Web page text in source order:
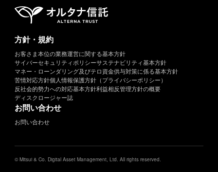
方針・規約
お客さま本位の業務運営に関する基本方針
サイバーセキュリティポリシーサステナビリティ基本方針
マネー・ローンダリング及びテロ資金供与対策に係る基本方針
苦情対応方針個人情報保護方針（プライバシーポリシー）
反社会的勢力への対応基本方針利益相反管理方針の概要
ディスクロージャー誌
お問い合わせ
お問い合わせ
© Mitsui & Co. Digital Asset Management, Ltd. All rights reserved.